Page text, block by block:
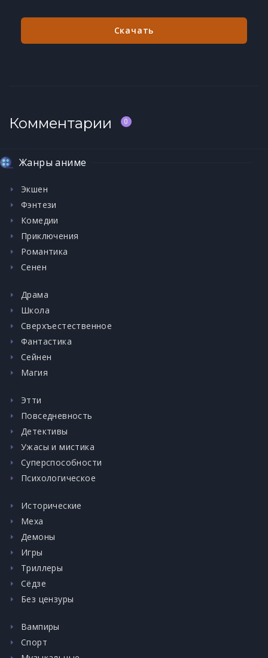
Скачать
Комментарии 0
Жанры аниме
Экшен
Фэнтези
Комедии
Приключения
Романтика
Сенен
Драма
Школа
Сверхъестественное
Фантастика
Сейнен
Магия
Этти
Повседневность
Детективы
Ужасы и мистика
Суперспособности
Психологическое
Исторические
Меха
Демоны
Игры
Триллеры
Сёдзе
Без цензуры
Вампиры
Спорт